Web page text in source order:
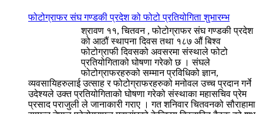
फोटोग्राफर संघ गण्डकी प्रदेश को फोटो प्रतियोगिता शुभारम्भ
श्रावण ११, चितवन , फोटोग्राफर संघ गण्डकी प्रदेश
को आठौं स्थापना दिवस तथा १८७ औं बिश्व
फोटोग्राफी दिवसको अवसरमा संस्थाले फोटो
प्रतियोगिताको घोषणा गरेको छ । संघले
फोटोग्राफरहरुको सम्मान प्रविधिको ज्ञान,
व्यवसायिहरुलाई उत्साह र फोटोग्राफरहरुको मनोवल उच्च प्रदान गर्ने
उदेश्यले उक्त प्रतियोगिताको घोषणा गरेको संस्थाका महासचिव प्रेम
प्रसाद पराजुली ले जानाकारी गराए । गत शनिवार चितवनको सौराहामा